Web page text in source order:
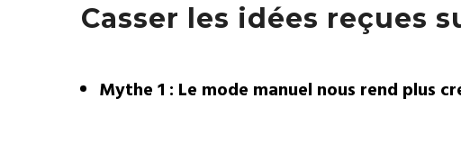
Casser les idées reçues
Mythe 1 : Le mode manuel nous rend plus